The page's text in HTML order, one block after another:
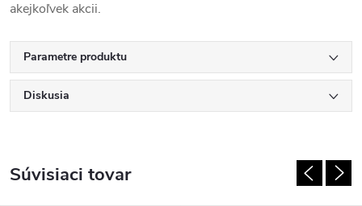
akejkoľvek akcii.
Parametre produktu
Diskusia
Súvisiaci tovar